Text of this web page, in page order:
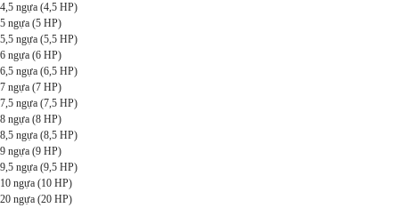
4,5 ngựa (4,5 HP)
5 ngựa (5 HP)
5,5 ngựa (5,5 HP)
6 ngựa (6 HP)
6,5 ngựa (6,5 HP)
7 ngựa (7 HP)
7,5 ngựa (7,5 HP)
8 ngựa (8 HP)
8,5 ngựa (8,5 HP)
9 ngựa (9 HP)
9,5 ngựa (9,5 HP)
10 ngựa (10 HP)
20 ngựa (20 HP)